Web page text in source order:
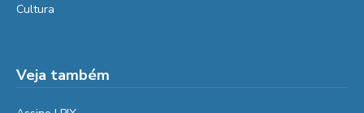
Cultura
Veja também